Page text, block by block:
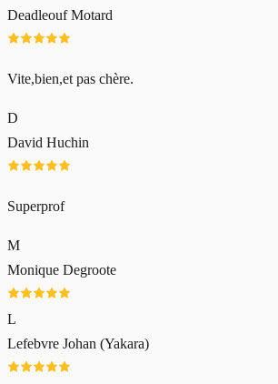
Deadleouf Motard
Vite,bien,et pas chère.
D
David Huchin
Superprof
M
Monique Degroote
L
Lefebvre Johan (Yakara)